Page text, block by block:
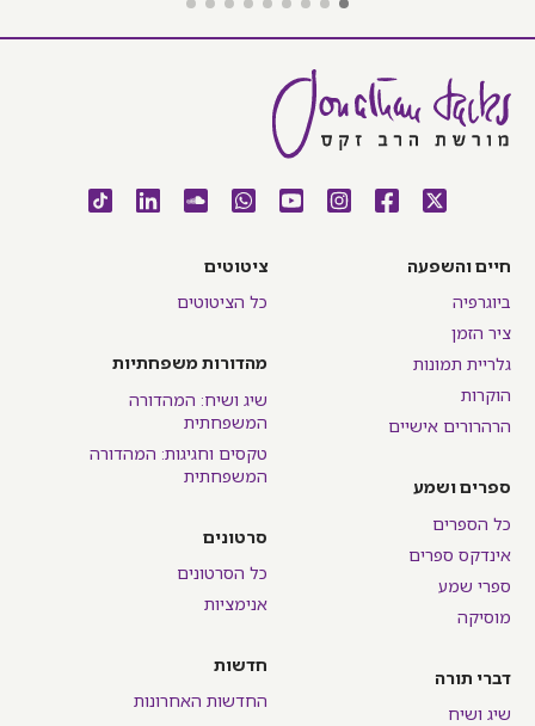
חיים והשפעה
ביוגרפיה
ציר הזמן
גלריית תמונות
הוקרות
הרהרורים אישיים
ספרים ושמע
כל הספרים
אינדקס ספרים
ספרי שמע
מוסיקה
דברי תורה
שיג ושיח
ציטוטים
כל הציטוטים
מהדורות משפחתיות
שיג ושיח: המהדורה
המשפחתית
טקסים וחגיגות: המהדורה
המשפחתית
סרטונים
כל הסרטונים
אנימציות
חדשות
החדשות האחרונות